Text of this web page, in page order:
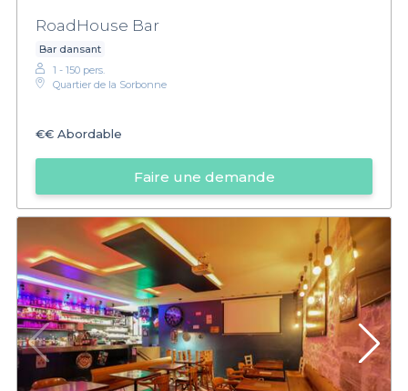
RoadHouse Bar
Bar dansant
1 - 150 pers.
Quartier de la Sorbonne
€€ Abordable
Faire une demande